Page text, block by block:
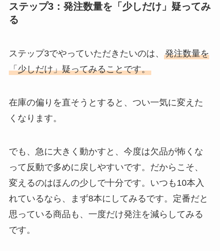
ステップ3：発注数量を「少しだけ」疑ってみ
る
ステップ3でやっていただきたいのは、 発注数量を
「少しだけ」疑ってみることです。
在庫の偏りを直そうとすると、つい一気に変えた
くなります。
でも、急に大きく動かすと、今度は欠品が怖くな
って反動で多めに戻しやすいです。だからこそ、
変えるのはほんの少しで十分です。いつも10本入
れているなら、まず8本にしてみるです。定番だと
思っている商品も、一度だけ発注を減らしてみる
です。